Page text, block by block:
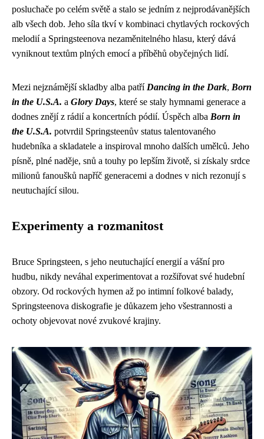
posluchače po celém světě a stalo se jedním z nejprodávanějších
alb všech dob. Jeho síla tkví v kombinaci chytlavých rockových
melodií a Springsteenova nezaměnitelného hlasu, který dává
vyniknout textům plných emocí a příběhů obyčejných lidí.
Mezi nejznámější skladby alba patří Dancing in the Dark, Born
in the U.S.A. a Glory Days, které se staly hymnami generace a
dodnes znějí z rádií a koncertních pódií. Úspěch alba Born in
the U.S.A. potvrdil Springsteenův status talentovaného
hudebníka a skladatele a inspiroval mnoho dalších umělců. Jeho
písně, plné naděje, snů a touhy po lepším životě, si získaly srdce
milionů fanoušků napříč generacemi a dodnes v nich rezonují s
neutuchající silou.
Experimenty a rozmanitost
Bruce Springsteen, s jeho neutuchající energií a vášní pro
hudbu, nikdy neváhal experimentovat a rozšiřovat své hudební
obzory. Od rockových hymen až po intimní folkové balady,
Springsteenova diskografie je důkazem jeho všestrannosti a
ochoty objevovat nové zvukové krajiny.